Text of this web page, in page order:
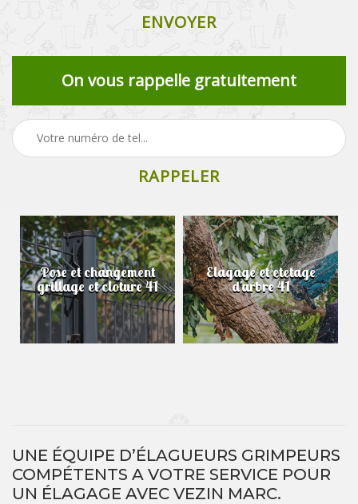
On vous rappelle gratuitement
Pose et changement
grillage et cloture 41
Elagage et etetage
d'arbre 41
UNE ÉQUIPE D’ÉLAGUEURS GRIMPEURS
COMPÉTENTS A VOTRE SERVICE POUR
UN ÉLAGAGE AVEC VEZIN MARC.